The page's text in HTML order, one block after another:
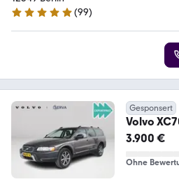
4.8 Sterne
(99)
Gesponsert
Volvo
3.900 €
Ohne